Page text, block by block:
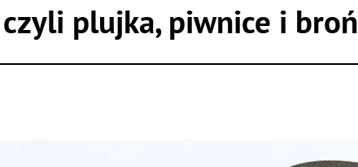
plujka, piwnice i broń